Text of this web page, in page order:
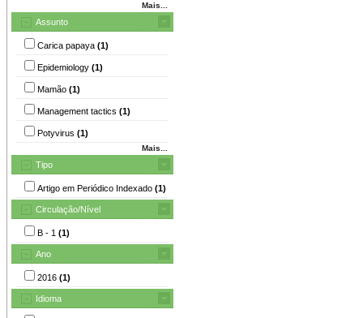
Mais...
Assunto
Carica papaya (1)
Epidemiology (1)
Mamão (1)
Management tactics (1)
Potyvirus (1)
Mais...
Tipo
Artigo em Periódico Indexado (1)
Circulação/Nível
B - 1 (1)
Ano
2016 (1)
Idioma